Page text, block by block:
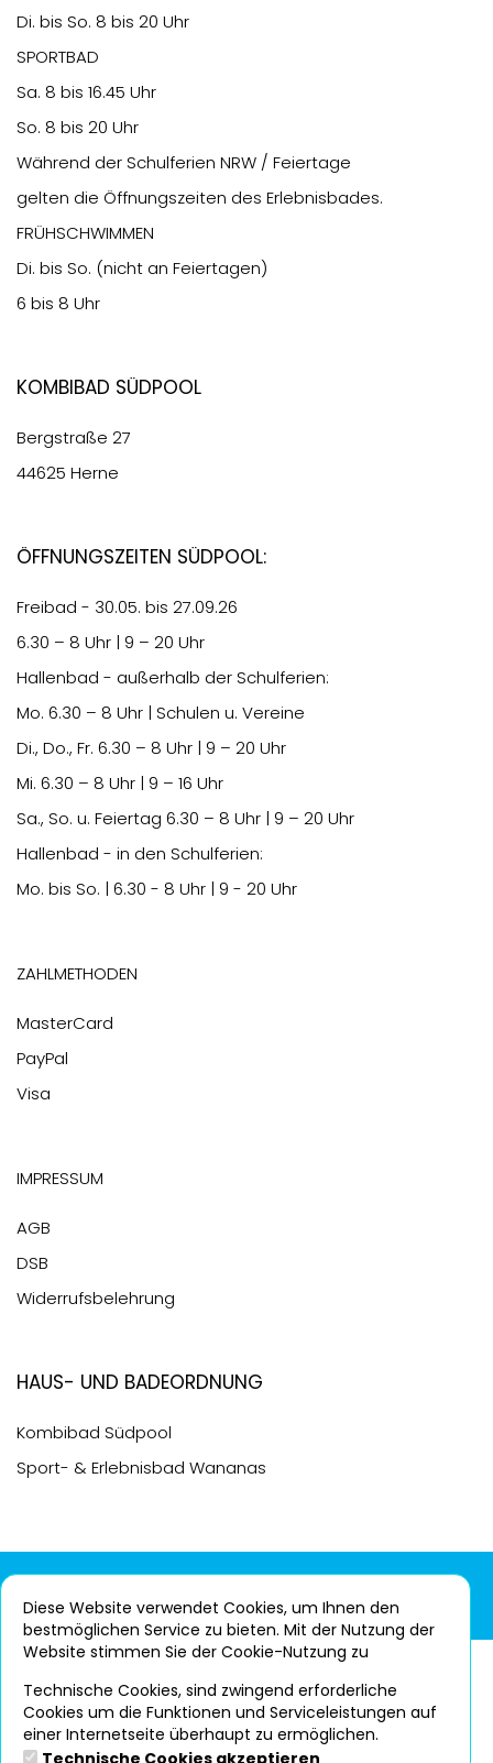
Di. bis So. 8 bis 20 Uhr
SPORTBAD
Sa. 8 bis 16.45 Uhr
So. 8 bis 20 Uhr
Während der Schulferien NRW / Feiertage
gelten die Öffnungszeiten des Erlebnisbades.
FRÜHSCHWIMMEN
Di. bis So. (nicht an Feiertagen)
6 bis 8 Uhr
Kombibad Südpool
Bergstraße 27
44625 Herne
Öffnungszeiten Südpool:
Freibad - 30.05. bis 27.09.26
6.30 – 8 Uhr | 9 – 20 Uhr
Hallenbad - außerhalb der Schulferien:
Mo. 6.30 – 8 Uhr | Schulen u. Vereine
Di., Do., Fr. 6.30 – 8 Uhr | 9 – 20 Uhr
Mi. 6.30 – 8 Uhr | 9 – 16 Uhr
Sa., So. u. Feiertag 6.30 – 8 Uhr | 9 – 20 Uhr
Hallenbad - in den Schulferien:
Mo. bis So. | 6.30 - 8 Uhr | 9 - 20 Uhr
Zahlmethoden
MasterCard
PayPal
Visa
Impressum
AGB
DSB
Widerrufsbelehrung
Haus- und Badeordnung
Kombibad Südpool
Sport- & Erlebnisbad Wananas
Impressum|Datenschutz| Wananas| Suedpool
Diese Website verwendet Cookies, um Ihnen den
bestmöglichen Service zu bieten. Mit der Nutzung der
Website stimmen Sie der Cookie-Nutzung zu
Technische Cookies, sind zwingend erforderliche
Cookies um die Funktionen und Serviceleistungen auf
einer Internetseite überhaupt zu ermöglichen.
Technische Cookies akzeptieren